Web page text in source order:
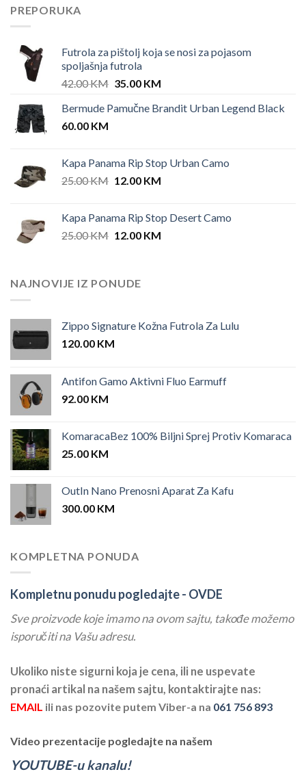
PREPORUKA
Futrola za pištolj koja se nosi za pojasom
spoljašnja futrola
42.00KM Original
was:
35.00 KMCurrent
is:
Bermude Pamučne Brandit Urban Legend Black
60.00 KM
Kapa Panama Rip Stop Urban Camo
25.00KM Original
25.00 KM.
12.00 KMCurrent
12.00 KM.
Kapa Panama Rip Stop Desert Camo
25.00KM Original
25.00 KM.
12.00 KMCurrent
NAJNOVIJE IZ PONUDE
Zippo Signature Kožna Futrola Za Lulu
120.00 KM
Antifon Gamo Aktivni Fluo Earmuff
92.00 KM
KomaracaBez 100% Biljni Sprej Protiv Komaraca
25.00 KM
OutIn Nano Prenosni Aparat Za Kafu
300.00 KM
KOMPLETNA PONUDA
Kompletnu ponudu pogledajte - OVDE
Sve proizvode koje imamo na ovom sajtu, takođe možemo
isporučiti na Vašu adresu.
Ukoliko niste sigurni koja je cena, ili ne uspevate
pronaći artikal na našem sajtu, kontaktirajte nas:
EMAIL ili nas pozovite putem Viber-a na 061 756 893
Video prezentacije pogledajte na našem
YOUTUBE-u kanalu!